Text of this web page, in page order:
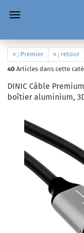
« ; Premier « ; retour
40 Articles dans cette
DINIC Câble
boîtier aluminium,